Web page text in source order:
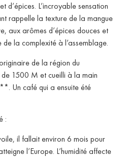
d’épices. L’incroyable sensation
rappelle la texture de la mangue
aux arômes d’épices douces et
la complexité à l’assemblage.
de la région du
1500 M et cueilli à la main
Un café qui a ensuite été
:
il fallait environ 6 mois pour
l’Europe. L’humidité affecte